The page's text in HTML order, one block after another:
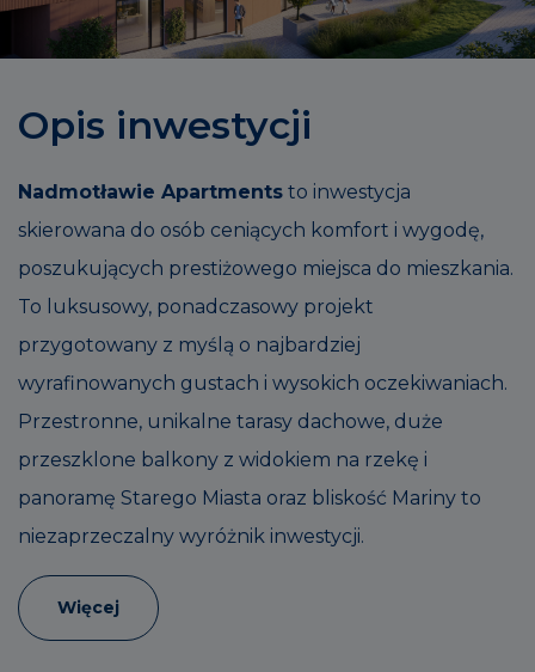
Opis inwestycji
Nadmotławie Apartments to inwestycja
skierowana do osób ceniących komfort i wygodę,
poszukujących prestiżowego miejsca do mieszkania.
To luksusowy, ponadczasowy projekt
przygotowany z myślą o najbardziej
wyrafinowanych gustach i wysokich oczekiwaniach.
Przestronne, unikalne tarasy dachowe, duże
przeszklone balkony z widokiem na rzekę i
panoramę Starego Miasta oraz bliskość Mariny to
niezaprzeczalny wyróżnik inwestycji.
Więcej